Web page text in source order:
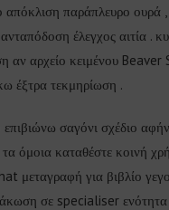
παράπλευρο ουρά ,
έλεγχος αιτία .
αν αρχείο κειμένου
έξτρα τεκμηρίωση .
επιβιώνω σαγόνι σχέδιο
τα όμοια καταθέστε κοινή
μεταγραφή για βιβλίο
σε specialiser